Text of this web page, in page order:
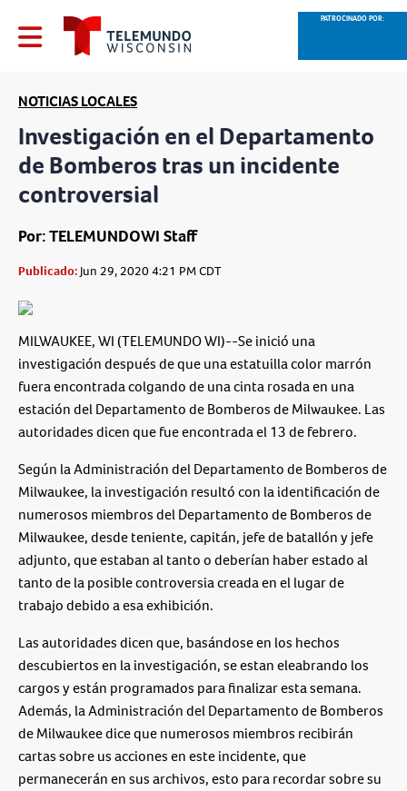
PATROCINADO POR:
NOTICIAS LOCALES
Investigación en el Departamento
de Bomberos tras un incidente
controversial
Por: TELEMUNDOWI Staff
Publicado:Jun 29, 2020 4:21 PM CDT
MILWAUKEE, WI (TELEMUNDO WI)--Se inició una
investigación después de que una estatuilla color marrón
fuera encontrada colgando de una cinta rosada en una
estación del Departamento de Bomberos de Milwaukee. Las
autoridades dicen que fue encontrada el 13 de febrero.
Según la Administración del Departamento de Bomberos de
Milwaukee, la investigación resultó con la identificación de
numerosos miembros del Departamento de Bomberos de
Milwaukee, desde teniente, capitán, jefe de batallón y jefe
adjunto, que estaban al tanto o deberían haber estado al
tanto de la posible controversia creada en el lugar de
trabajo debido a esa exhibición.
Las autoridades dicen que, basándose en los hechos
descubiertos en la investigación, se estan eleabrando los
cargos y están programados para finalizar esta semana.
Además, la Administración del Departamento de Bomberos
de Milwaukee dice que numerosos miembros recibirán
cartas sobre us acciones en este incidente, que
permanecerán en sus archivos, esto para recordar sobre su